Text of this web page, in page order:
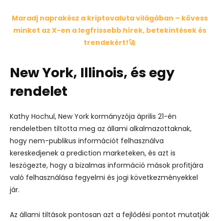
Maradj naprakész a kriptovaluta világában – kövess
minket az X-en a legfrissebb hírek, betekintések és
trendekért!🚀
New York, Illinois, és egy
rendelet
Kathy Hochul, New York kormányzója április 21-én
rendeletben tiltotta meg az állami alkalmazottaknak,
hogy nem-publikus információt felhasználva
kereskedjenek a prediction marketeken, és azt is
leszögezte, hogy a bizalmas információ mások profitjára
való felhasználása fegyelmi és jogi következményekkel
jár.
Az állami tiltások pontosan azt a fejlődési pontot mutatják